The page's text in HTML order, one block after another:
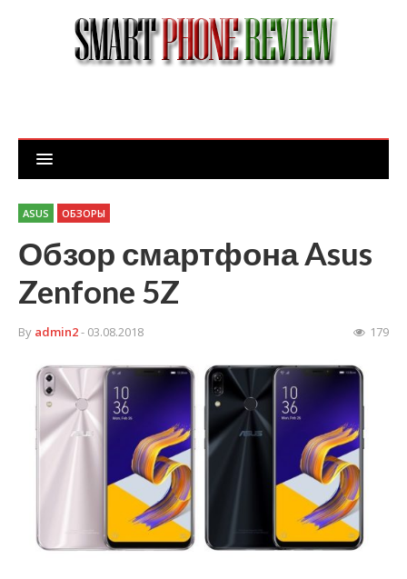
ASUS ОБЗОРЫ
Обзор смартфона Asus
Zenfone 5Z
By admin2- 03.08.2018 179